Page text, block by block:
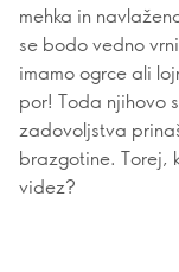
mehka in
se bodo vedno
imamo ogrce ali
por! Toda njihovo
zadovoljstva
brazgotine. Torej,
videz?